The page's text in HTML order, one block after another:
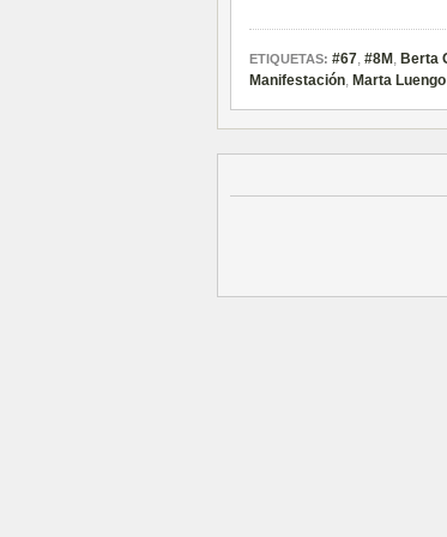
ETIQUETAS: #67, #8M , Berta
Manifestación, Marta Luengo